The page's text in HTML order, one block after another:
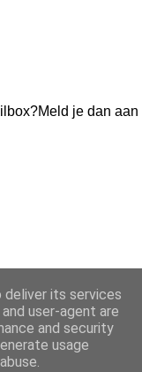
je dan aan
its services
user-agent are
and security
usage